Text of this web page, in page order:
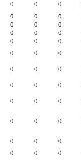
0 0 0
0 0 0
0 0 0
0 0 0
0 0 0
0 0 0
0 0 0
0 0 0
0 0 0
0 0 0
0 0 0
0 0 0